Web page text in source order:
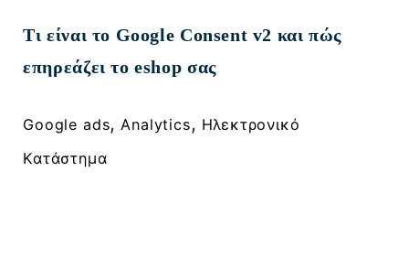
Τι είναι το Google Consent v2 και πώς
επηρεάζει το eshop σας
Google ads, Analytics, Ηλεκτρονικό
Κατάστημα